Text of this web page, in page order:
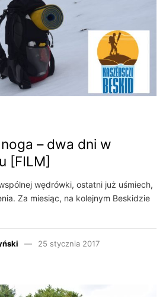
– dwa dni w
[FILM]
wędrówki, ostatni już uśmiech,
Za miesiąc, na kolejnym Beskidzie
25 stycznia 2017